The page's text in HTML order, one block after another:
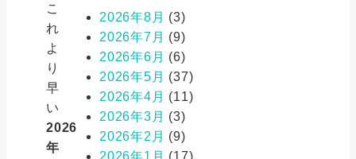
こ
れ
よ
り
早
い
2026
年
2026年8月 (3)
2026年7月 (9)
2026年6月 (6)
2026年5月 (37)
2026年4月 (11)
2026年3月 (3)
2026年2月 (9)
2026年1月 (17)